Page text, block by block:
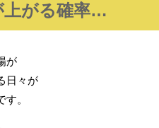
上がる確率…
が
日々が
。